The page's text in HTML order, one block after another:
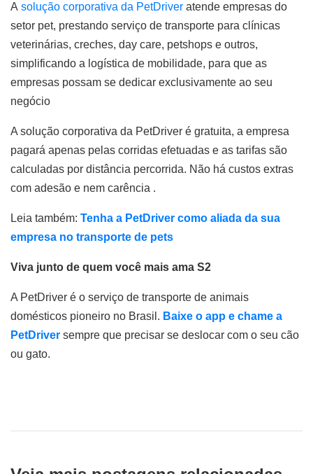
A solução corporativa da PetDriver atende empresas do
setor pet, prestando serviço de transporte para clínicas
veterinárias, creches, day care, petshops e outros,
simplificando a logística de mobilidade, para que as
empresas possam se dedicar exclusivamente ao seu
negócio
A solução corporativa da PetDriver é gratuita, a empresa
pagará apenas pelas corridas efetuadas e as tarifas são
calculadas por distância percorrida. Não há custos extras
com adesão e nem carência .
Leia também: Tenha a PetDriver como aliada da sua
empresa no transporte de pets
Viva junto de quem você mais ama S2
A PetDriver é o serviço de transporte de animais
domésticos pioneiro no Brasil. Baixe o app e chame a
PetDriver sempre que precisar se deslocar com o seu cão
ou gato.